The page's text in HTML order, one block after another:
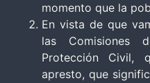
momento que la
En vista de que
las Comisiones
Protección Civil,
apresto, que